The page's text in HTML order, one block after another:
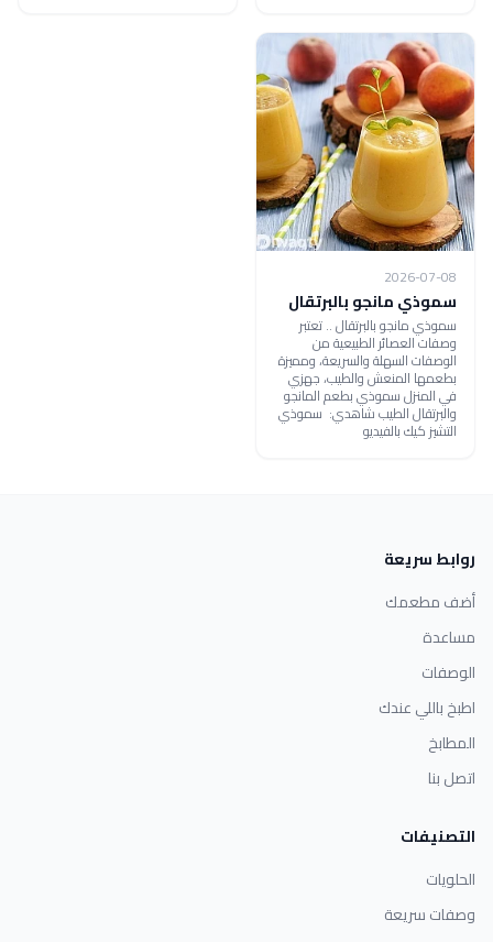
2026-07-08
سموذي مانجو بالبرتقال
سموذي مانجو بالبرتقال .. تعتبر
وصفات العصائر الطبيعية من
الوصفات السهلة والسريعة، ومميزة
بطعمها المنعش والطيب، جهزي
في المنزل سموذي بطعم المانجو
والبرتقال الطيب شاهدي: سموذي
التشيز كيك بالفيديو
روابط سريعة
أضف مطعمك
مساعدة
الوصفات
اطبخ باللي عندك
المطابخ
اتصل بنا
التصنيفات
الحلويات
وصفات سريعة